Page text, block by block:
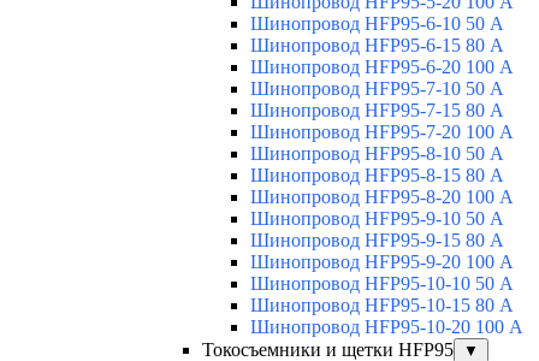
Шинопровод HFP95-6-10 50 А
Шинопровод HFP95-6-15 80 А
Шинопровод HFP95-6-20 100 А
Шинопровод HFP95-7-10 50 А
Шинопровод HFP95-7-15 80 А
Шинопровод HFP95-7-20 100 А
Шинопровод HFP95-8-10 50 А
Шинопровод HFP95-8-15 80 А
Шинопровод HFP95-8-20 100 А
Шинопровод HFP95-9-10 50 А
Шинопровод HFP95-9-15 80 А
Шинопровод HFP95-9-20 100 А
Шинопровод HFP95-10-10 50 А
Шинопровод HFP95-10-15 80 А
Шинопровод HFP95-10-20 100 А
Токосъемники и щетки HFP95
▼